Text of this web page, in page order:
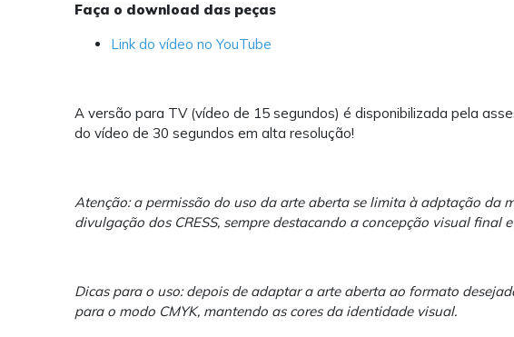
Faça o download das peças
Link do vídeo no YouTube
A versão para TV (vídeo de 15 segundos) é disponibilizada pela
do vídeo de 30 segundos em alta resolução!
Atenção: a permissão do uso da arte aberta se limita à adptação da
divulgação dos CRESS, sempre destacando a concepção visual final
Dicas para o uso: depois de adaptar a arte aberta ao formato
para o modo CMYK, mantendo as cores da identidade visual.